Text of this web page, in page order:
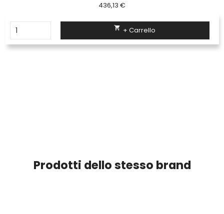
436,13 €
 + Carrello
Prodotti dello stesso brand